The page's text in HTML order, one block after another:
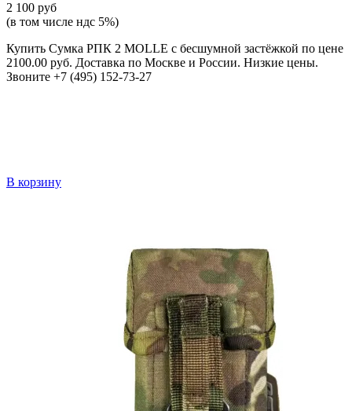
2 100 руб
(в том числе ндс 5%)
Купить Сумка РПК 2 MOLLE с бесшумной застёжкой по цене
2100.00 руб. Доставка по Москве и России. Низкие цены.
Звоните +7 (495) 152-73-27
В корзину